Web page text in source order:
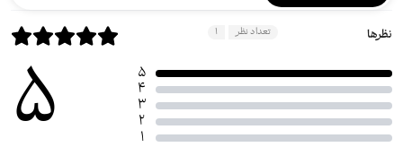
نظرها تعداد نظر 1
5
4
3
2
1
5